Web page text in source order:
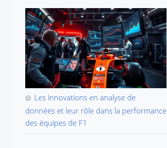
Les innovations en analyse de
données et leur rôle dans la performance
des équipes de F1